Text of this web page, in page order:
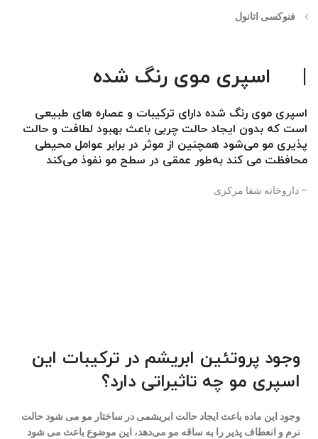
فنوکسی اتانول
| اسپری موی رنگ شده
اسپری موی رنگ شده دارای ترکیبات و عصاره های طبیعی
است که بدون ایجاد حالت چربی باعث بهبود لطافت و حالت
پذیری مو می‌شود همچنین از موثر در برابر عوامل محیطی
محافظت می کند به‌طور عمقی در سطح مو نفوذ می‌کند
– داروخانه شفا مرکزی
وجود پروتئین ابریشم در ترکیبات این
اسپری مو چه تاثیراتی دارد؟
وجود این ماده باعث ایجاد حالت ابریشمی در ساختار مو می شود حالت
نرم و انعطاف پذیر را به ساقه مو می‌دهد، این موضوع باعث می شود